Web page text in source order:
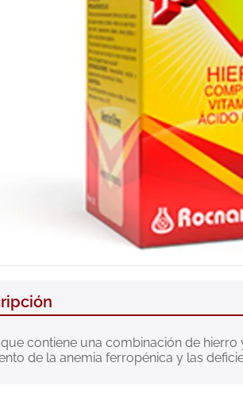
contiene una combinación de
de la anemia ferropénica y las
10 .neumoflux